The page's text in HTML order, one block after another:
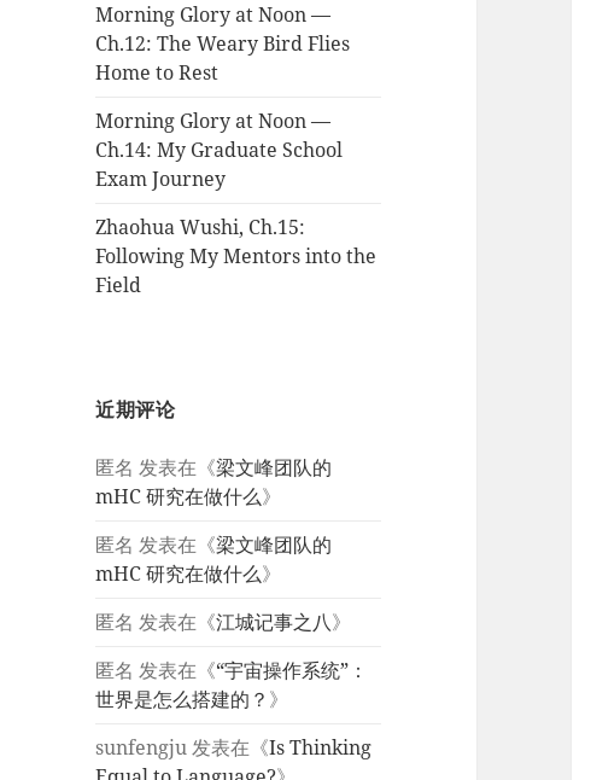
Morning Glory at Noon —
Ch.12: The Weary Bird Flies
Home to Rest
Morning Glory at Noon —
Ch.14: My Graduate School
Exam Journey
Zhaohua Wushi, Ch.15:
Following My Mentors into the
Field
近期评论
匿名 发表在《梁文峰团队的
mHC 研究在做什么》
匿名 发表在《梁文峰团队的
mHC 研究在做什么》
匿名 发表在《江城记事之八》
匿名 发表在《“宇宙操作系统”：
世界是怎么搭建的？ 》
sunfengju发表在《Is Thinking